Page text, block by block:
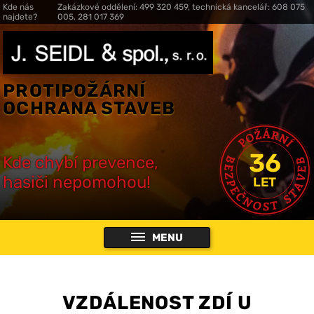
Kde nás
najdete?
Zakázkové oddělení: 499 320 459, technická kancelář: 608 075
005, 281 017 369
PROTIPOŽÁRNÍ
OCHRANA STAVEB
Kde chybí prevence,
hasiči nepomohou!
36
LET
MENU
VZDÁLENOST ZDÍ U